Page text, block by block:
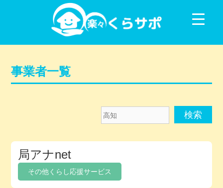
コンテンツに移動
事業者一覧
高
知
メ
バ
ー
局アナnet
その他くらし応援サービス